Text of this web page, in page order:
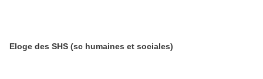
Eloge des SHS (sc humaines et sociales)